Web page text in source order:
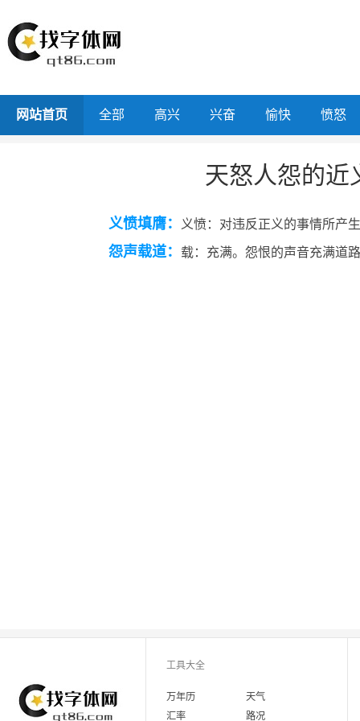
网站首页 全部 高兴 兴奋 愉快 愤怒
天怒人怨的近
义愤填膺： 义愤：对违反正义的事情所产
怨声载道： 载：充满。怨恨的声音充满道
工具大全
万年历
天气
汇率
路况